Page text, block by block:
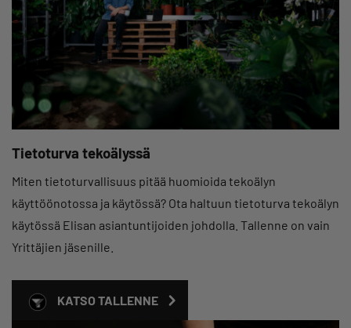
Tietoturva tekoälyssä
Miten tietoturvallisuus pitää huomioida tekoälyn
käyttöönotossa ja käytössä? Ota haltuun tietoturva tekoälyn
käytössä Elisan asiantuntijoiden johdolla. Tallenne on vain
Yrittäjien jäsenille.
KATSO TALLENNE